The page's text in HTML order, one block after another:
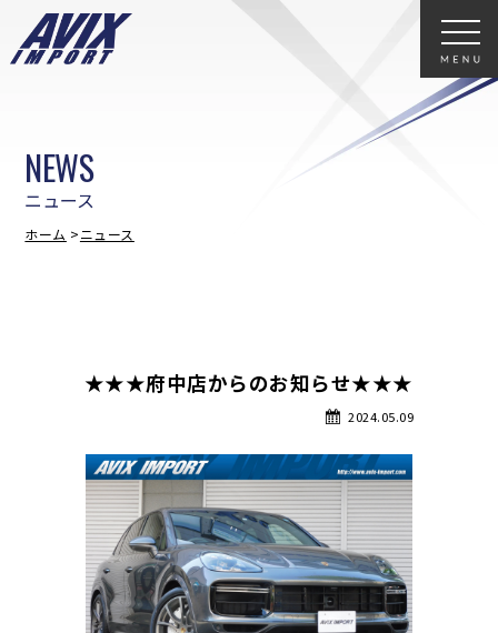
ニュース
NEWS
ホーム ニュース
★★★府中店からのお知らせ★★★
2024.05.09